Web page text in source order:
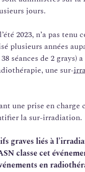
jours.
2023, n’a pas tenu
plusieurs années
de 2 grays) a
une sur-
une prise en
la sur-irradiation.
graves liés à
classe cet
en